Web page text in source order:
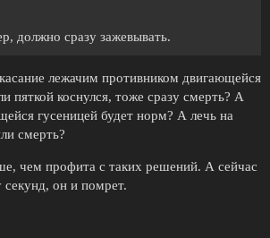
должно сразу зажевывать.
лежачим противником двигающейся
пяткой коснулся, тоже сразу смерть? А
гусеницей будет норм? А лечь на
смерть?
чем профита с таких решений. А сейчас
секунд, он и помрет.